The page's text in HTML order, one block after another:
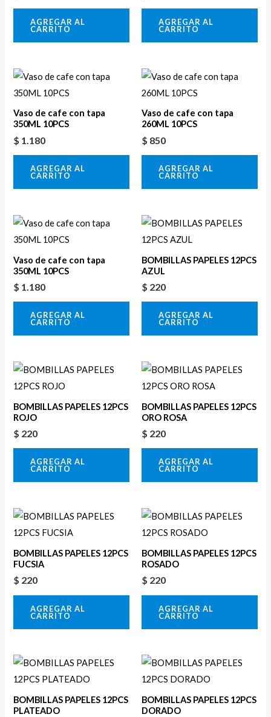
AGREGAR AL
CARRITO
AGREGAR AL
CARRITO
Vaso de cafe con tapa
350ML 10PCS
$ 1.180
AGREGAR AL
CARRITO
Vaso de cafe con tapa
260ML 10PCS
$ 850
AGREGAR AL
CARRITO
Vaso de cafe con tapa
350ML 10PCS
$ 1.180
AGREGAR AL
CARRITO
BOMBILLAS PAPELES 12PCS
AZUL
$ 220
AGREGAR AL
CARRITO
BOMBILLAS PAPELES 12PCS
ROJO
$ 220
AGREGAR AL
CARRITO
BOMBILLAS PAPELES 12PCS
ORO ROSA
$ 220
AGREGAR AL
CARRITO
BOMBILLAS PAPELES 12PCS
FUCSIA
$ 220
AGREGAR AL
CARRITO
BOMBILLAS PAPELES 12PCS
ROSADO
$ 220
AGREGAR AL
CARRITO
BOMBILLAS PAPELES 12PCS
PLATEADO
BOMBILLAS PAPELES 12PCS
DORADO